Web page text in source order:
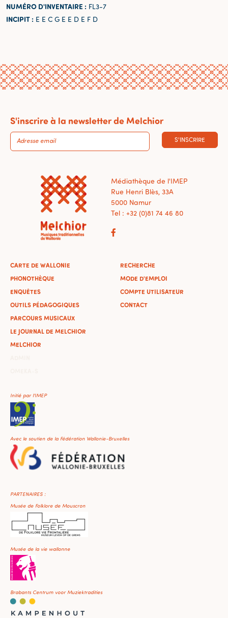
NUMÉRO D'INVENTAIRE : FL3-7
INCIPIT : E E C G E E D E F D
S'inscrire à la newsletter de Melchior
S'INSCRIRE
Médiathèque de l'IMEP
Rue Henri Blès, 33A
5000 Namur
Tel : +32 (0)81 74 46 80
CARTE DE WALLONIE
PHONOTHÈQUE
ENQUÊTES
OUTILS PÉDAGOGIQUES
PARCOURS MUSICAUX
LE JOURNAL DE MELCHIOR
MELCHIOR
RECHERCHE
MODE D'EMPLOI
COMPTE UTILISATEUR
CONTACT
Initié par l'IMEP
Avec le soutien de la Fédération Wallonie-Bruxelles
PARTENAIRES :
Musée de Folklore de Mouscron
Musée de la vie wallonne
Brabants Centrum voor Muziektradities